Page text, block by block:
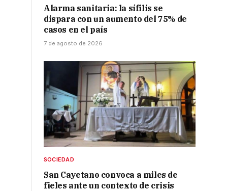
Alarma sanitaria: la sífilis se
dispara con un aumento del 75% de
casos en el país
7 de agosto de 2026
SOCIEDAD
San Cayetano convoca a miles de
fieles ante un contexto de crisis